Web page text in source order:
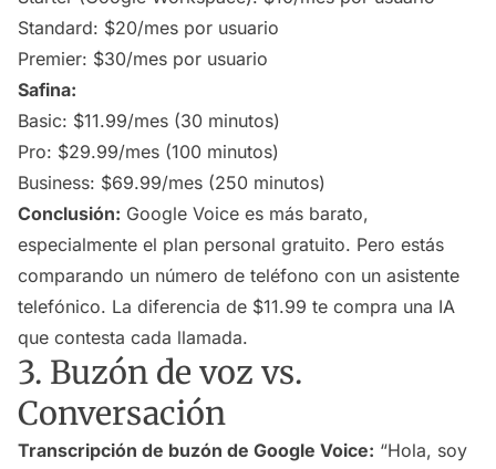
Standard: $20/mes por usuario
Premier: $30/mes por usuario
Safina:
Basic: $11.99/mes (30 minutos)
Pro: $29.99/mes (100 minutos)
Business: $69.99/mes (250 minutos)
Conclusión: Google Voice es más barato,
especialmente el plan personal gratuito. Pero estás
comparando un número de teléfono con un asistente
telefónico. La diferencia de $11.99 te compra una IA
que contesta cada llamada.
3. Buzón de voz vs.
Conversación
Transcripción de buzón de Google Voice: “Hola, soy